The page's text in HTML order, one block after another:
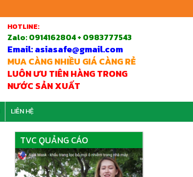
HOTLINE:
Zalo:0914162804 + 0983777543
Email: asiasafe@gmail.com
MUA CÀNG NHIỀU GIÁ CÀNG RẺ
LUÔN ƯU TIÊN HÀNG TRONG
NƯỚC SẢN XUẤT
LIÊN HỆ
TVC QUẢNG CÁO